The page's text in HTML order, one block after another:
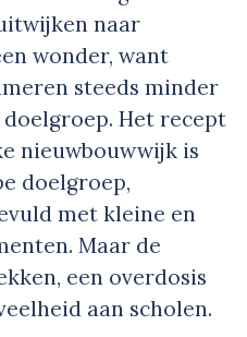
naar
wonder, want
steeds minder
Het recept
nieuwbouwwijk is
doelgroep,
met kleine en
Maar de
een overdosis
aan scholen.